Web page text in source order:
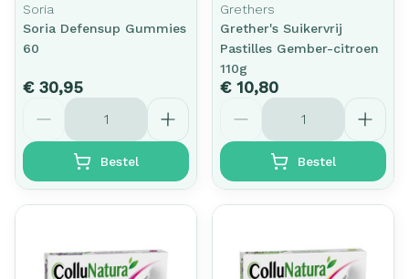
Soria
Soria Defensup Gummies
60
€ 30,95
Aantal
Bestel
Grethers
Grether's Suikervrij
Pastilles Gember-citroen
110g
€ 10,80
Aantal
Bestel